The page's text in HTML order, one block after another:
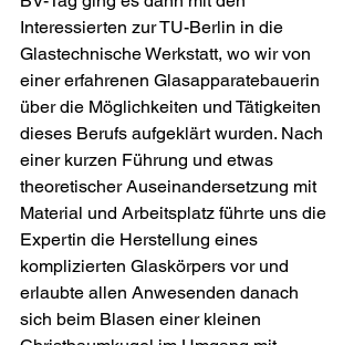
Interessierten zur TU-Berlin in die
Glastechnische Werkstatt, wo wir von
einer erfahrenen Glasapparatebauerin
über die Möglichkeiten und Tätigkeiten
dieses Berufs aufgeklärt wurden. Nach
einer kurzen Führung und etwas
theoretischer Auseinandersetzung mit
Material und Arbeitsplatz führte uns die
Expertin die Herstellung eines
komplizierten Glaskörpers vor und
erlaubte allen Anwesenden danach
sich beim Blasen einer kleinen